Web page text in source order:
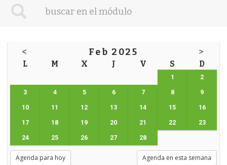
< Feb 2025 >
L M X J V S D
1 2
3 4 5 6 7 8 9
10 11 12 13 14 15 16
17 18 19 20 21 22 23
24 25 26 27 28
Agenda para hoy Agenda en esta semana